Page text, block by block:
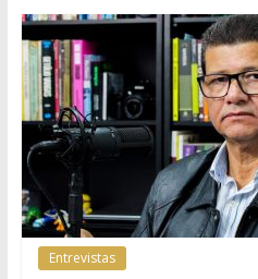
Entrevistas